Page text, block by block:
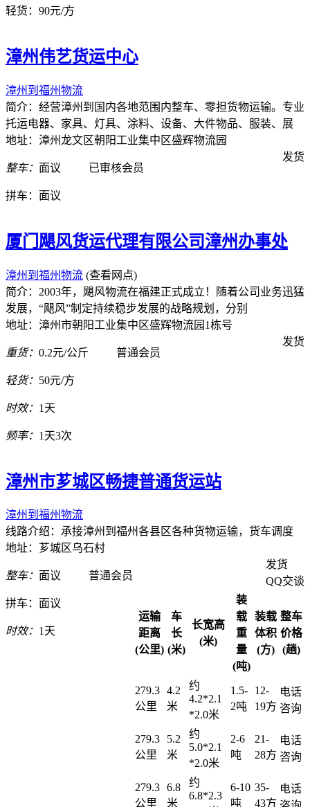
轻货： 90元/方
漳州伟艺货运中心
漳州到福州物流
简介：经营漳州到国内各地范围内整车、零担货物运输。专业
托运电器、家具、灯具、涂料、设备、大件物品、服装、展
地址：漳州龙文区朝阳工业集中区盛辉物流园
整车： 面议
拼车： 面议
已审核会员
发货
厦门飓风货运代理有限公司漳州办事处
漳州到福州物流 (查看网点)
简介：2003年，飓风物流在福建正式成立！随着公司业务迅猛
发展，“飓风”制定持续稳步发展的战略规划，分别
地址：漳州市朝阳工业集中区盛辉物流园1栋号
重货： 0.2元/公斤
轻货： 50元/方
时效： 1天
频率： 1天3次
普通会员
发货
漳州市芗城区畅捷普通货运站
漳州到福州物流
线路介绍：承接漳州到福州各县区各种货物运输，货车调度
地址：芗城区乌石村
整车： 面议
拼车： 面议
时效： 1天
普通会员
发货
QQ交谈
运输
距离
(公里)
车
长
(米)
长宽高
(米)
装
载
重
量
(吨)
装载
体积
(方)
整车
价格
(趟)
279.3
公里
4.2
米
约
4.2*2.1
*2.0米
1.5-
2吨
12-
19方
电话
咨询
279.3
公里
5.2
米
约
5.0*2.1
*2.0米
2-6
吨
21-
28方
电话
咨询
279.3
公里
6.8
米
约
6.8*2.3
6-10
吨
35-
43方
电话